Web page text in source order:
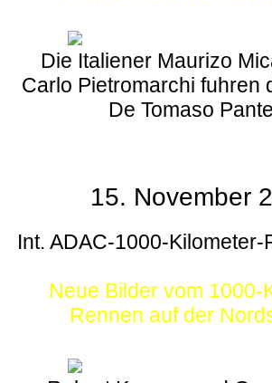
Die Italiener Maurizo
Carlo Pietromarchi fuhren
De Tomaso
15. November
Int. ADAC-1000-
Neue Bilder vom 1000-
Rennen auf der